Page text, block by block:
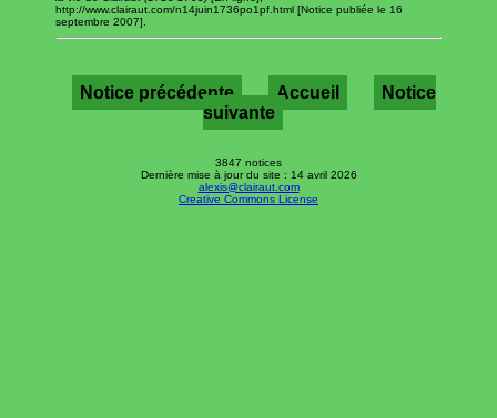
http://www.clairaut.com/n14juin1736po1pf.html [Notice publiée le 16
septembre 2007].
Notice précédente Accueil
Notice
suivante
3847 notices
Dernière mise à jour du site : 14 avril 2026
alexis@clairaut.com
Creative Commons License